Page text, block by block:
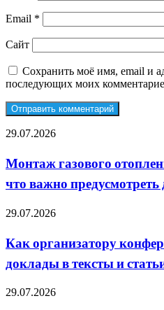
Email *
Сайт
Сохранить моё имя, email и
последующих моих
Монтаж
отопления
загородного
дома:
важно
предусмотреть
начала
работ
29.07.2026
Монтаж газового
что важно
Как
конференции
превратить
доклады
тексты
29.07.2026
Как организатору
доклады в тексты и
Аренда
29.07.2026